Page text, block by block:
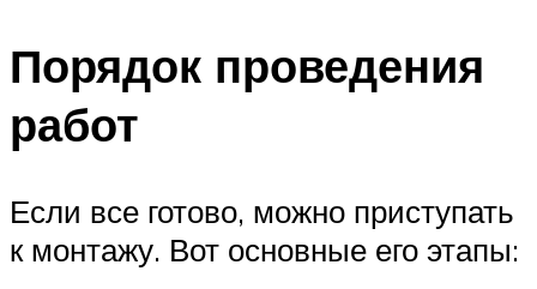
Порядок проведения
работ
Если все готово, можно приступать
к монтажу. Вот основные его этапы: